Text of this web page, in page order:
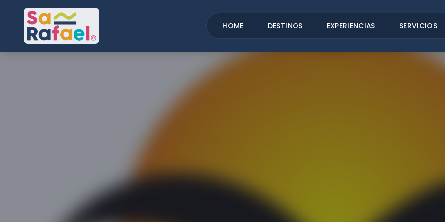
HOME DESTINOS EXPERIENCIAS SERVICIOS